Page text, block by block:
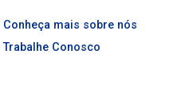
Conheça mais sobre nós
Trabalhe Conosco